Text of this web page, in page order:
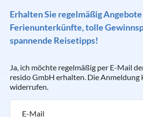
Erhalten Sie regelmäßig
Ferienunterkünfte, tolle
spannende Reisetipps!
Ja, ich möchte regelmäßig per E-Mail
resido GmbH erhalten. Die Anmeldung
widerrufen.